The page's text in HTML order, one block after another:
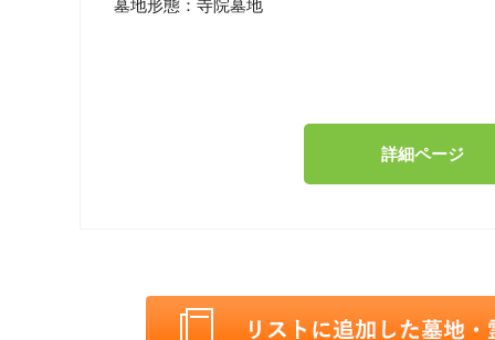
墓地形態： 寺院墓地
詳細ページ